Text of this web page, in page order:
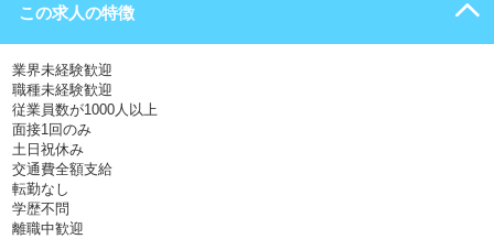
この求人の特徴
業界未経験歓迎
職種未経験歓迎
従業員数が1000人以上
面接1回のみ
土日祝休み
交通費全額支給
転勤なし
学歴不問
離職中歓迎